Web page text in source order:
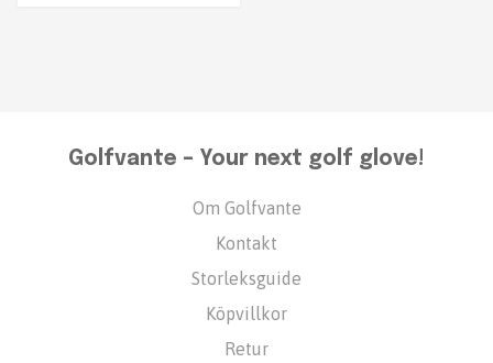
Golfvante – Your next golf glove!
Om Golfvante
Kontakt
Storleksguide
Köpvillkor
Retur